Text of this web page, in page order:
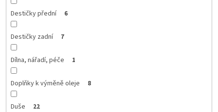
Destičky přední 6
Destičky zadní 7
Dílna, nářadí, péče 1
Doplňky k výměně oleje 8
Duše 22